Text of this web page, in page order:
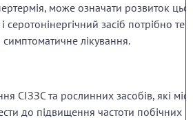
може означати розвиток
серотонінергічний засіб потрібно
симптоматичне лікування.
СІЗЗС та рослинних засобів, які
до підвищення частоти побічних